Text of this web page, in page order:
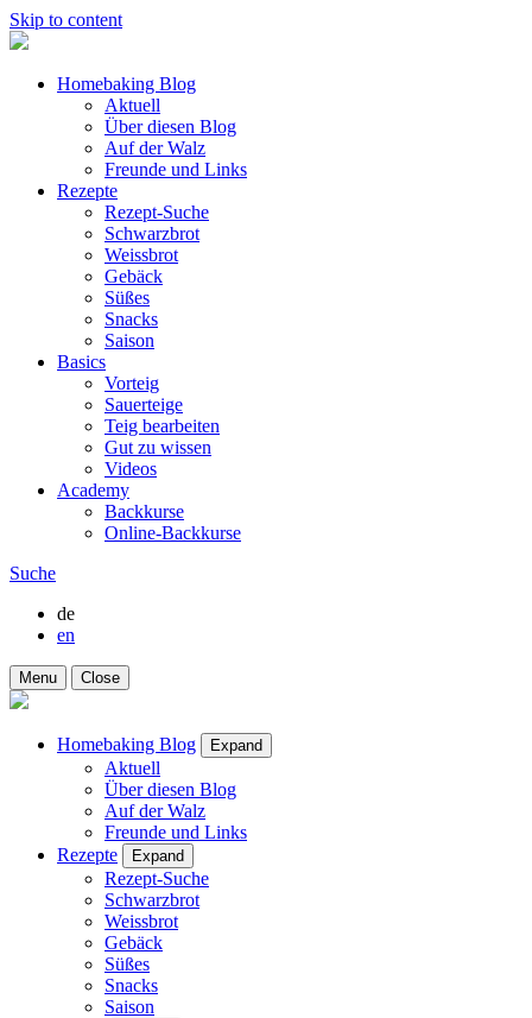
Skip to content
Homebaking Blog
Aktuell
Über diesen Blog
Auf der Walz
Freunde und Links
Rezepte
Rezept-Suche
Schwarzbrot
Weissbrot
Gebäck
Süßes
Snacks
Saison
Basics
Vorteig
Sauerteige
Teig bearbeiten
Gut zu wissen
Videos
Academy
Backkurse
Online-Backkurse
Suche
de
en
Menu Close
Homebaking Blog Expand
Aktuell
Über diesen Blog
Auf der Walz
Freunde und Links
Rezepte
Expand
Rezept-Suche
Schwarzbrot
Weissbrot
Gebäck
Süßes
Snacks
Saison